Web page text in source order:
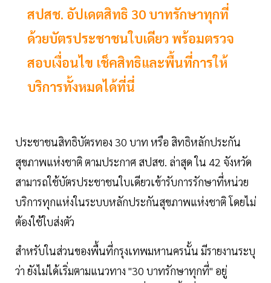
สปสช. อัปเดตสิทธิ 30 บาทรักษาทุกที่
ด้วยบัตรประชาชนใบเดียว พร้อมตรวจ
สอบเงื่อนไข เช็คสิทธิและพื้นที่การให้
บริการทั้งหมดได้ที่นี่
ประชาชนสิทธิบัตรทอง 30 บาท หรือ สิทธิหลักประกัน
สุขภาพแห่งชาติ ตามประกาศ สปสช. ล่าสุด ใน 42 จังหวัด
สามารถใช้บัตรประชาชนใบเดียวเข้ารับการรักษาที่หน่วย
บริการทุกแห่งในระบบหลักประกันสุขภาพแห่งชาติ โดยไม่
ต้องใช้ใบส่งตัว
สำหรับในส่วนของพื้นที่กรุงเทพมหานครนั้น มีรายงานระบุ
ว่า ยังไม่ได้เริ่มตามแนวทาง "30 บาทรักษาทุกที่" อยู่